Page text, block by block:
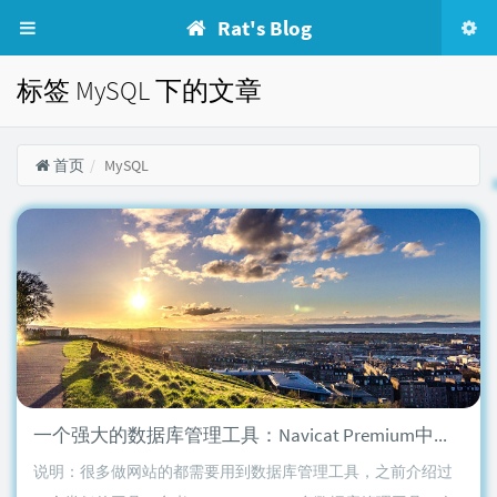
Rat's Blog
标签 MySQL 下的文章
首页 MySQL
一个强大的数据库管理工具：Navicat Premium中文破解版
说明：很多做网站的都需要用到数据库管理工具，之前介绍过